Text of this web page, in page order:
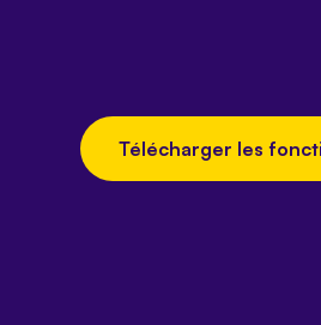
Télécharger les